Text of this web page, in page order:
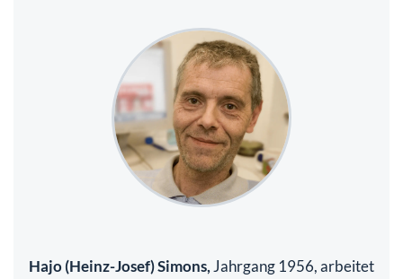
Hajo (Heinz-Josef) Simons, Jahrgang 1956, arbeitet